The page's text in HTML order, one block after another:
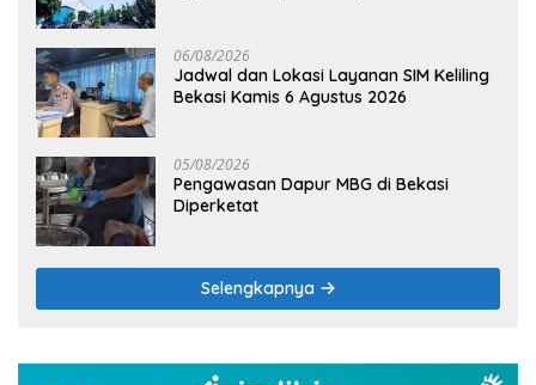
06/08/2026
Jadwal dan Lokasi Layanan SIM Keliling
Bekasi Kamis 6 Agustus 2026
05/08/2026
Pengawasan Dapur MBG di Bekasi
Diperketat
Selengkapnya